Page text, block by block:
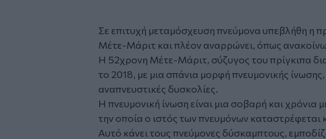
Σε επιτυχή μεταμόσχευση πνεύμονα υπεβλήθη η
Μέτε-Μάριτ και πλέον αναρρώνει, όπως
Η 52χρονη Μέτε-Μάριτ, σύζυγος του πρίγκιπα
το 2018, με μια σπάνια μορφή πνευμονικής
αναπνευστικές δυσκολίες.
Η πνευμονική ίνωση είναι μια σοβαρή και χρόνια
την οποία ο ιστός των πνευμόνων καταστρέφεται
Αυτό κάνει τους πνεύμονες δύσκαμπτους,